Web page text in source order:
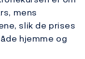
mens
slik de prises
hjemme og